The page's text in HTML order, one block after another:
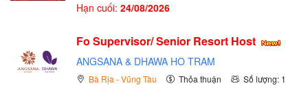
Hạn cuối: 24/08/2026
Fo Supervisor/ Senior Resort Host
ANGSANA & DHAWA HO TRAM
Bà Rịa - Vũng Tàu Thỏa thuận Số lượng: 1